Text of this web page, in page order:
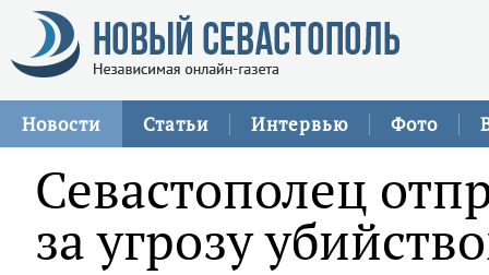
Новости Статьи Интервью Фото
Севастополец
за угрозу